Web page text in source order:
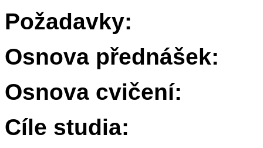
Požadavky:
Osnova přednášek:
Osnova cvičení:
Cíle studia: